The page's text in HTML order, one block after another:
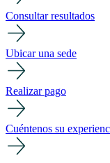
Consultar resultados
Ubicar una sede
Realizar pago
Cuéntenos su